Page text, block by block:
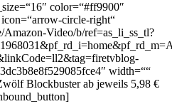
color=“#ff9900″
circle-right“
Video/b/ref=as_li_ss_tl?
width=““
Blockbuster ab jeweils 5,98 €